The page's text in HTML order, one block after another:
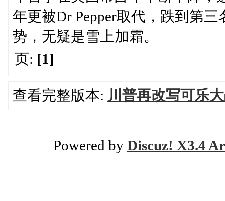
年更被Dr Pepper取代，跌到第
势，无疑是雪上加霜。
页: [1]
查看完整版本: 川普再改写可乐
Powered by Discuz! X3.4